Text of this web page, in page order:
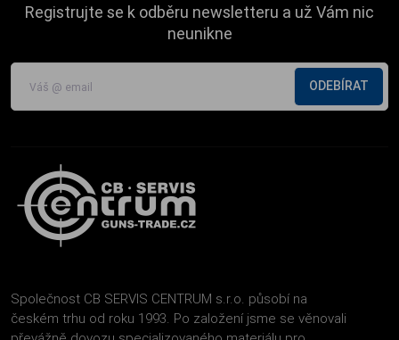
Registrujte se k odběru newsletteru a už Vám nic
neunikne
ODEBÍRAT
Společnost CB SERVIS CENTRUM s.r.o. působí na
českém trhu od roku 1993. Po založení jsme se věnovali